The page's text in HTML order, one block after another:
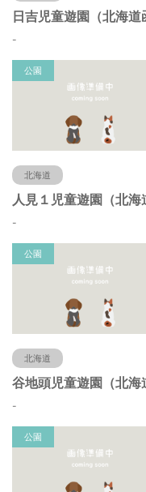
-
公園
北海道
-
公園
北海道
-
公園